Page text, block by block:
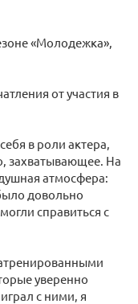
«Молодежка»,
от участия в
в роли актера,
захватывающее. На
атмосфера:
довольно
справиться с
уверенно
с ними, я